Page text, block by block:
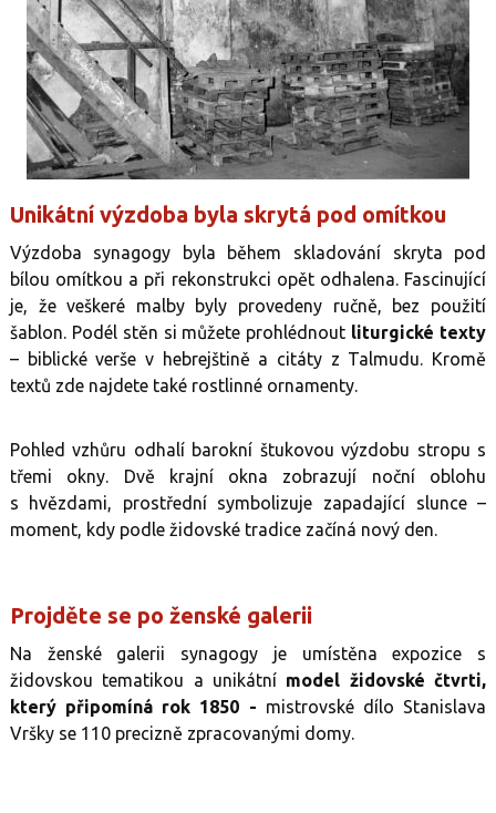
Unikátní výzdoba byla skrytá pod omítkou
Výzdoba synagogy byla během skladování skryta pod
bílou omítkou a při rekonstrukci opět odhalena. Fascinující
je, že veškeré malby byly provedeny ručně, bez použití
šablon. Podél stěn si můžete prohlédnout liturgické texty
– biblické verše v hebrejštině a citáty z Talmudu. Kromě
textů zde najdete také rostlinné ornamenty.
Pohled vzhůru odhalí barokní štukovou výzdobu stropu s
třemi okny. Dvě krajní okna zobrazují noční oblohu
s hvězdami, prostřední symbolizuje zapadající slunce –
moment, kdy podle židovské tradice začíná nový den.
Projděte se po ženské galerii
Na ženské galerii synagogy je umístěna expozice s
židovskou tematikou a unikátní model židovské čtvrti,
který připomíná rok 1850 - mistrovské dílo Stanislava
Vršky se 110 precizně zpracovanými domy.